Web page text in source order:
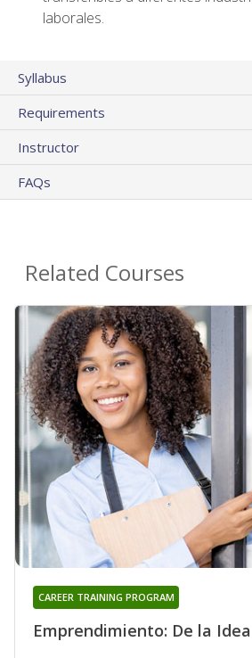
laborales.
Syllabus
Requirements
Instructor
FAQs
Related Courses
Emprendimiento: De la
CAREER TRAINING PROGRAM